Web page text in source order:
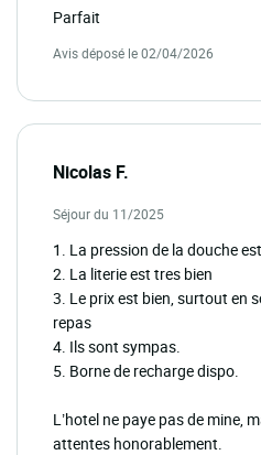
Parfait
Avis déposé le 02/04/2026
Nicolas F.
Séjour du 11/2025
1. La pression de la douche
2. La literie est tres bien
3. Le prix est bien, surtout en
repas
4. Ils sont sympas.
5. Borne de recharge dispo.
L’hotel ne paye pas de mine,
attentes honorablement.